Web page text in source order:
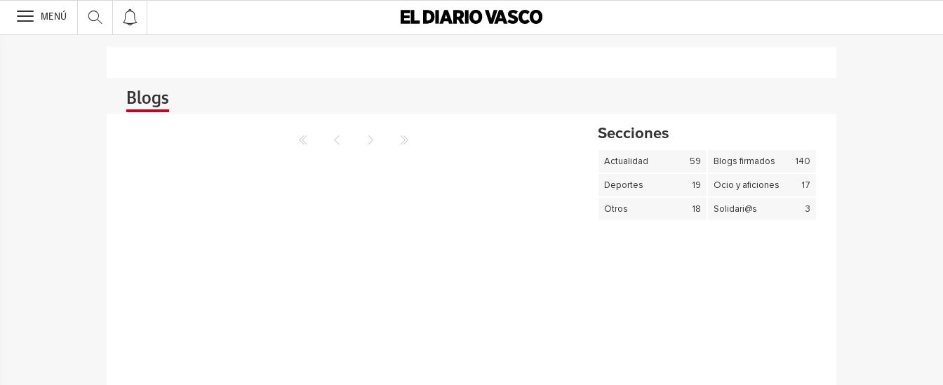
>
MENÚ
Blogs
Secciones
Actualidad 59 Blogs firmados 140
Deportes 19 Ocio y aficiones 17
Otros 18 Solidari@s 3